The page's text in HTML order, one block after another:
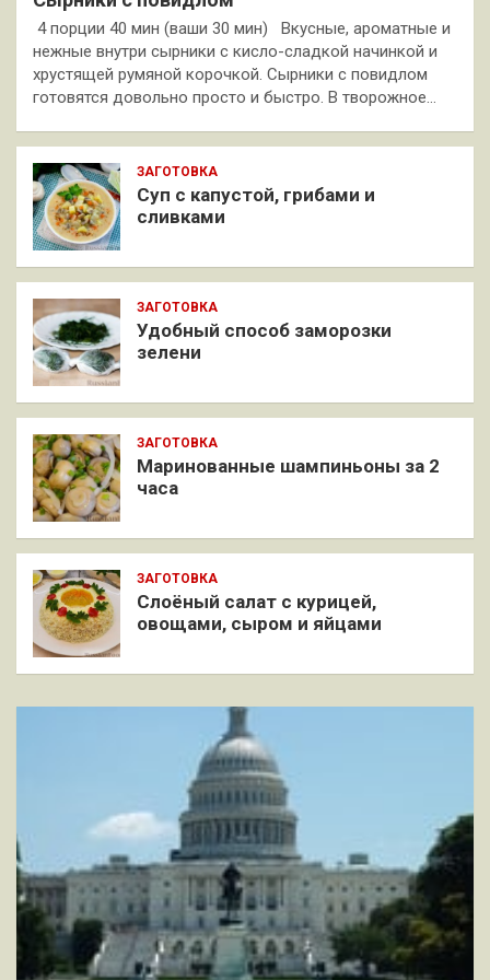
4 порции 40 мин (ваши 30 мин) Вкусные, ароматные и
нежные внутри сырники с кисло-сладкой начинкой и
хрустящей румяной корочкой. Сырники с повидлом
готовятся довольно просто и быстро. В творожное…
ЗАГОТОВКА
Суп с капустой, грибами и
сливками
ЗАГОТОВКА
Удобный способ заморозки
зелени
ЗАГОТОВКА
Маринованные шампиньоны за 2
часа
ЗАГОТОВКА
Слоёный салат с курицей,
овощами, сыром и яйцами